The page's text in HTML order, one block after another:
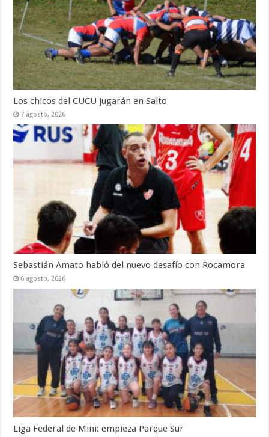
Los chicos del CUCU jugarán en Salto
7 agosto, 2026
Sebastián Amato habló del nuevo desafío con Rocamora
6 agosto, 2026
Liga Federal de Mini: empieza Parque Sur